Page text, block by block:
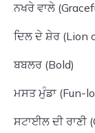
ਨਖਰੇ ਵਾਲੇ
ਦਿਲ ਦੇ ਸ਼ੇਰ (Lion
ਬਬਲਰ (Bold)
ਮਸਤ ਮੁੰਡਾ (Fun-
ਸਟਾਈਲ ਦੀ ਰਾਣੀ